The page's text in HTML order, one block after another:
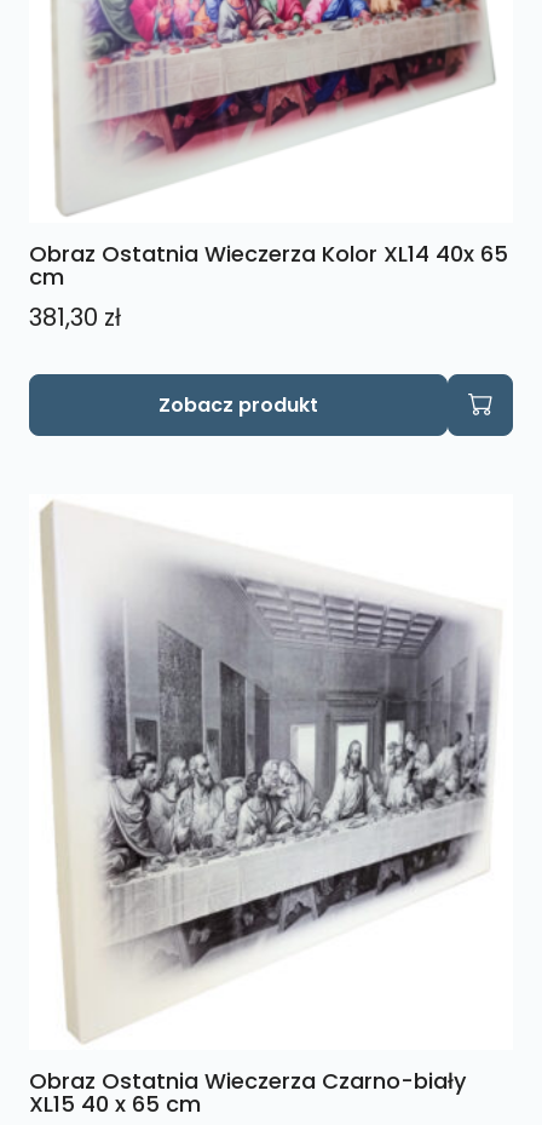
Obraz Ostatnia Wieczerza Kolor XL14 40x 65
cm
381,30 zł
Zobacz produkt
Obraz Ostatnia Wieczerza Czarno-biały
XL15 40 x 65 cm